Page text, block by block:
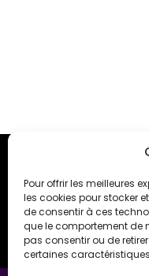
Pour offrir les meilleures
les cookies pour stocker
de consentir à ces
que le comportement de
pas consentir ou de
certaines
Qui sommes-nous ?
Notre blog /Relation
Notice d’utilisation